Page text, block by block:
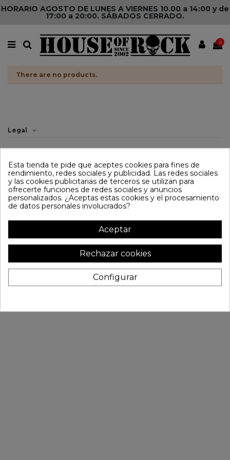
HORARIO AGOSTO DE LUNES A VIERNES 10.00 a 14:00 y de
17:00 a 20:00. SÁBADOS CERRADO.
0
There are no products.
Legal
Contacto
Redes Sociales
Esta tienda te pide que aceptes cookies para fines de
rendimiento, redes sociales y publicidad. Las redes sociales
y las cookies publicitarias de terceros se utilizan para
ofrecerte funciones de redes sociales y anuncios
personalizados. ¿Aceptas estas cookies y el procesamiento
de datos personales involucrados?
Aceptar
Rechazar cookies
Configurar